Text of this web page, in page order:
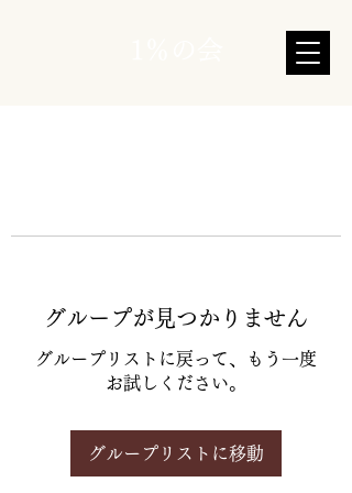
グループが見つかりません
グループリストに戻って、もう一度
お試しください。
グループリストに移動